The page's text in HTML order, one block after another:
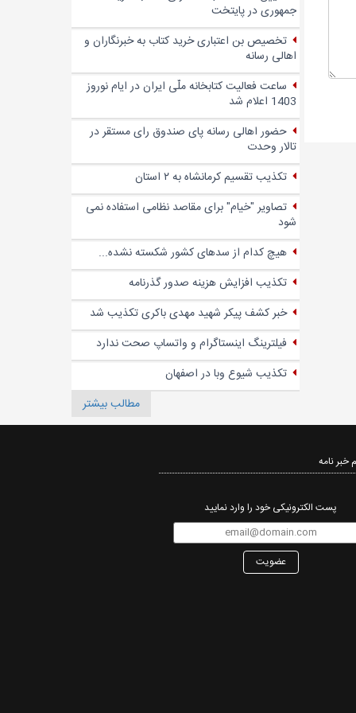
جمهوری در پایتخت
تخصیص بن اعتباری خرید کتاب به خبرنگاران و
اهالی رسانه
ساعت فعالیت کتابخانه ملّی ایران در ایام نوروز
1403 اعلام شد
حضور اهالی رسانه پای صندوق‌ رای مستقر در
تالار وحدت
تکذیب تقسیم کرمانشاه به ۲ استان
تصاویر "خیام" برای مقاصد نظامی استفاده نمی
شود
هیچ کدام از سدهای کشور شکسته نشده...
تکذیب افزایش هزینه صدور گذرنامه
خبر کشف پیکر شهید مهدی باکری تکذیب شد
فیلترینگ اینستاگرام و واتساپ صحت ندارد
تکذیب شیوع وبا در اصفهان
مطالب بیشتر
خبر نامه‌
پست الکترونیکی خود را وارد نمایید
عضویت